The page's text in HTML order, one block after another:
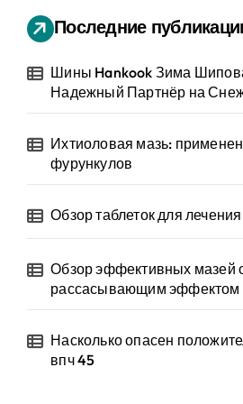
Последние
Шины Hankook Зима
Надежный Партнёр на
Ихтиоловая мазь:
фурункулов
Обзор таблеток для
Обзор эффективных мазей
рассасывающим эффектом
Насколько опасен
впч 45